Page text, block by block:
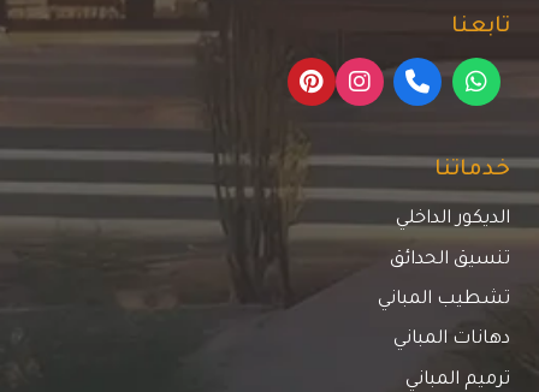
تابعنا
خدماتنا
الديكور الداخلي
تنسيق الحدائق
تشطيب المباني
دهانات المباني
ترميم المباني